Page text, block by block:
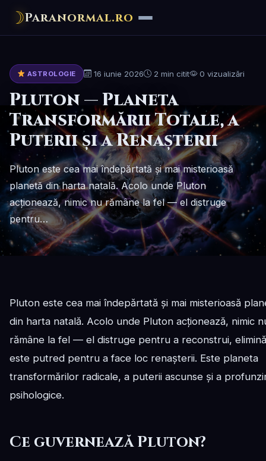
☽Paranormal.ro
ASTROLOGIE 16 iunie 2026 2 min citit 0 vizualizări
Pluton — Planeta
Transformării Totale, a
Puterii și a Renașterii
Pluton este cea mai îndepărtată și mai misterioasă
planetă din harta natală. Acolo unde Pluton
acționează, nimic nu rămâne la fel — el distruge
pentru…
Pluton este cea mai îndepărtată și mai misterioasă
din harta natală. Acolo unde Pluton acționează, nimic
rămâne la fel — el distruge pentru a reconstrui,
este putred pentru a face loc renașterii. Este planeta
transformărilor radicale, a puterii ascunse și a
psihologice.
Ce guvernează Pluton?